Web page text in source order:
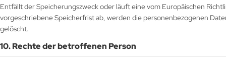
Entfällt der Speicherungszweck oder läuft eine vom Europäischen
vorgeschriebene Speicherfrist ab, werden die personenbezogenen
gelöscht.
10. Rechte der betroffenen Person